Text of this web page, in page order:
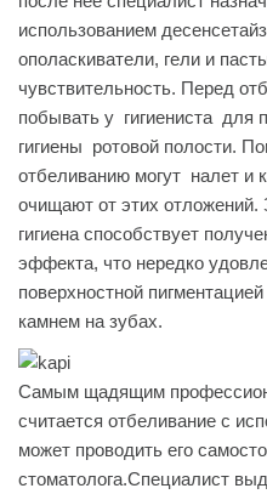
использованием
ополаскиватели, гели и
чувствительность. Перед
побывать у гигиениста для
гигиены ротовой полости.
отбеливанию могут налет и
очищают от этих
гигиена способствует
эффекта, что нередко
поверхностной
камнем на зубах.
Самым щадящим
считается отбеливание с
может проводить его
стоматолога.Специалист